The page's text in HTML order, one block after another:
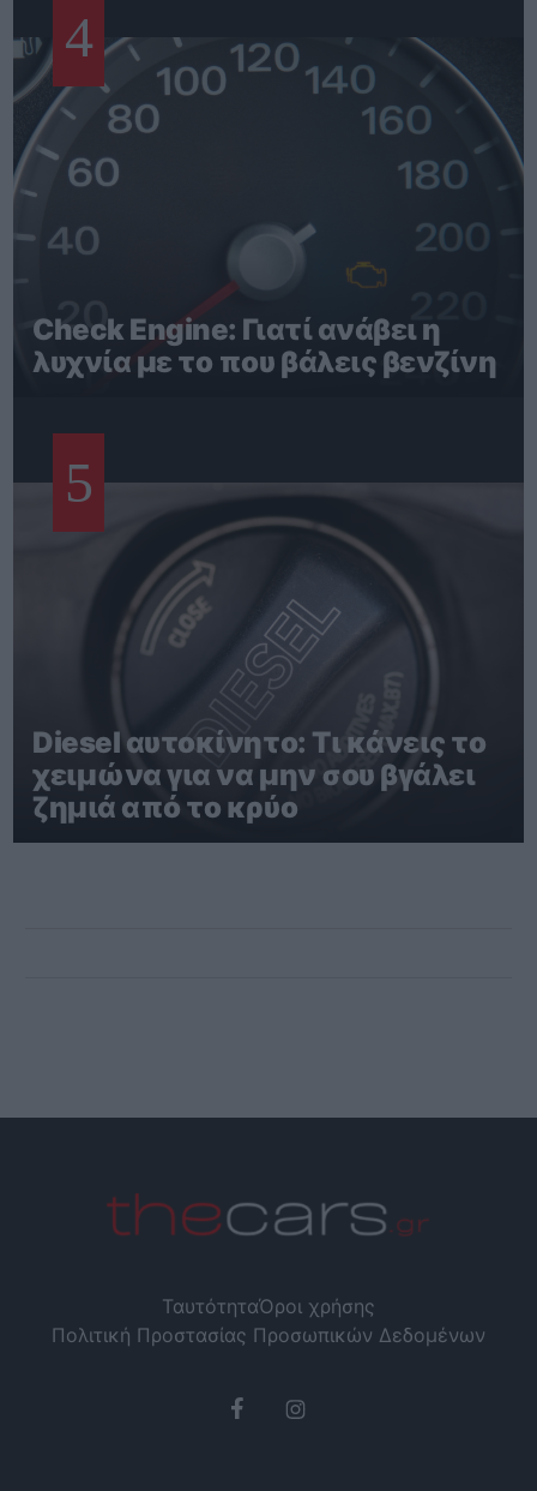
4
Check Engine: Γιατί ανάβει η
λυχνία με το που βάλεις βενζίνη
5
Diesel αυτοκίνητο: Τι κάνεις το
χειμώνα για να μην σου βγάλει
ζημιά από το κρύο
ΤαυτότηταΌροι χρήσης
Πολιτική Προστασίας Προσωπικών Δεδομένων